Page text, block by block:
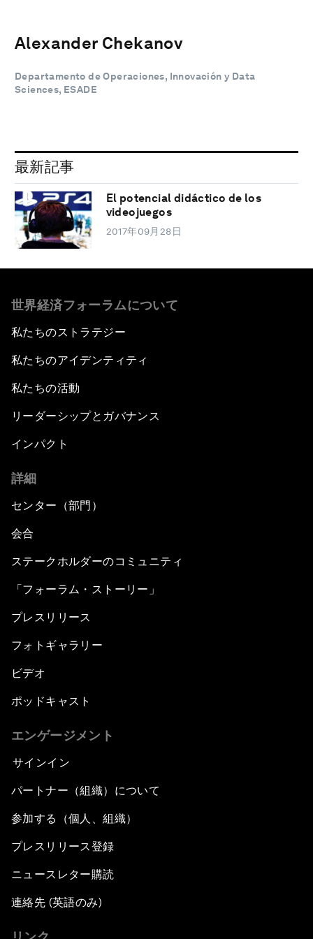
Alexander Chekanov
Departamento de Operaciones, Innovación y Data
Sciences, ESADE
最新記事
El potencial didáctico de los
videojuegos
2017年09月28日
世界経済フォーラムについて
私たちのストラテジー
私たちのアイデンティティ
私たちの活動
リーダーシップとガバナンス
インパクト
詳細
センター（部門）
会合
ステークホルダーのコミュニティ
「フォーラム・ストーリー」
プレスリリース
フォトギャラリー
ビデオ
ポッドキャスト
エンゲージメント
サインイン
パートナー（組織）について
参加する（個人、組織）
プレスリリース登録
ニュースレター購読
連絡先 (英語のみ)